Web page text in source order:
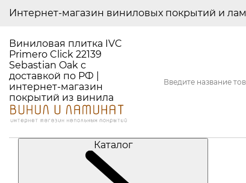
Интернет-магазин виниловых покрытий и
Виниловая плитка IVC
Primero Click 22139
Sebastian Oak с
доставкой по РФ |
интернет-магазин
покрытий из винила
Каталог